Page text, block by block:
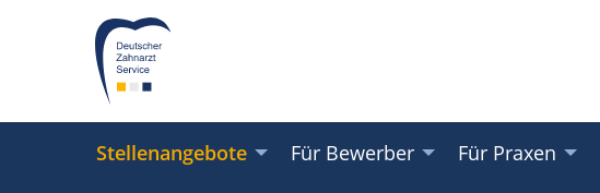
Stellenangebote Für Bewerber Für Praxen